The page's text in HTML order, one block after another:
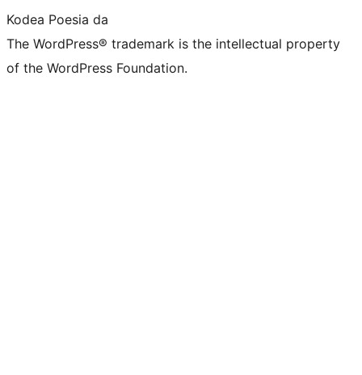
Kodea Poesia da
The WordPress® trademark is the intellectual property
of the WordPress Foundation.